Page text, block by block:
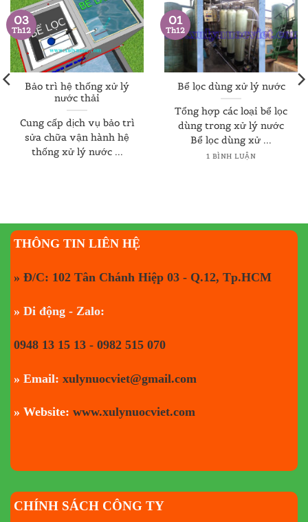
Bảo trì hệ thống xử lý
nước thải
Cung cấp dịch vụ bảo trì
sửa chữa vận hành hệ
thống xử lý nước ...
03
Th12
Bể lọc dùng xử lý nước
Tổng hợp các loại bể lọc
dùng trong xử lý nước
Bể lọc dùng xử ...
1 BÌNH LUẬN
01
Th12
THÔNG TIN LIÊN HỆ
» Đ/C: 102 Tân Chánh Hiệp 03 - Q.12, Tp.HCM
» Di động - Zalo:
0948 13 15 13 - 0982 515 070
» Email: xulynuocviet@gmail.com
» Website: www.xulynuocviet.com
CHÍNH SÁCH CÔNG TY